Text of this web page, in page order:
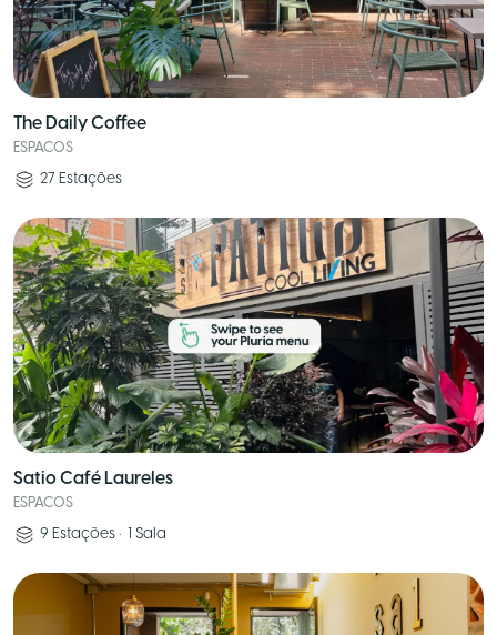
The Daily Coffee
ESPACOS
27 Estações
Satio Café Laureles
ESPACOS
9 Estações • 1 Sala